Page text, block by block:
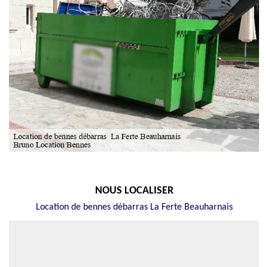
NOUS LOCALISER
Location de bennes débarras La Ferte Beauharnais